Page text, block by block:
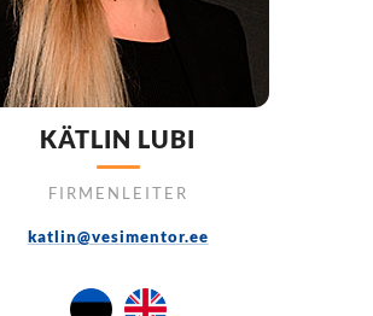
KÄTLIN LUBI
FIRMENLEITER
katlin@vesimentor.ee